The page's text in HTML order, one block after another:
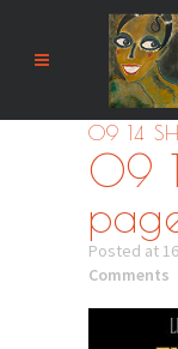
09 14
09
Posted at
Comments